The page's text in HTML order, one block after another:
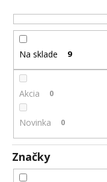
u
k
o
v
Na sklade 9
Akcia 0
Novinka 0
Značky
d
p
o
ú
a
m
OCEĽOVÁ
RETIAZKA